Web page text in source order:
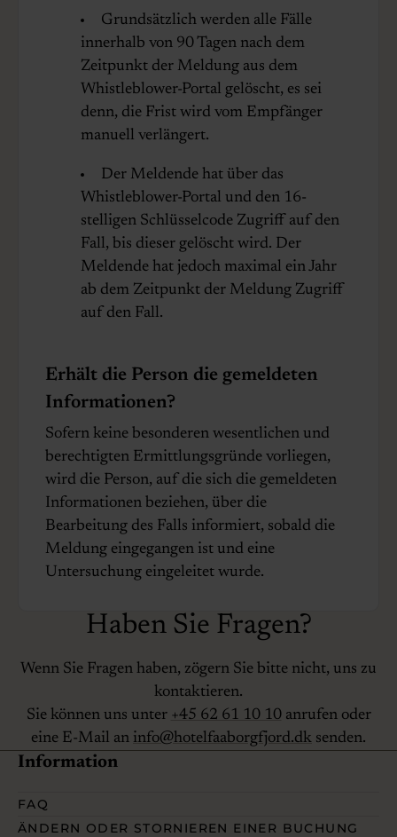
Grundsätzlich werden alle Fälle
innerhalb von 90 Tagen nach dem
Zeitpunkt der Meldung aus dem
Whistleblower-Portal gelöscht, es sei
denn, die Frist wird vom Empfänger
manuell verlängert.
Der Meldende hat über das
Whistleblower-Portal und den 16-
stelligen Schlüsselcode Zugriff auf den
Fall, bis dieser gelöscht wird. Der
Meldende hat jedoch maximal ein Jahr
ab dem Zeitpunkt der Meldung Zugriff
auf den Fall.
Erhält die Person die gemeldeten
Informationen?
Sofern keine besonderen wesentlichen und
berechtigten Ermittlungsgründe vorliegen,
wird die Person, auf die sich die gemeldeten
Informationen beziehen, über die
Bearbeitung des Falls informiert, sobald die
Meldung eingegangen ist und eine
Untersuchung eingeleitet wurde.
Haben Sie Fragen?
Wenn Sie Fragen haben, zögern Sie bitte nicht, uns zu
kontaktieren.
Sie können uns unter +45 62 61 10 10anrufen oder
eine E-Mail an info@hotelfaaborgfjord.dk senden.
Information
FAQ
ÄNDERN ODER STORNIEREN EINER BUCHUNG